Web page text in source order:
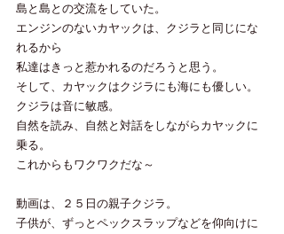
島と島との交流をしていた。
エンジンのないカヤックは、クジラと同じにな
れるから
私達はきっと惹かれるのだろうと思う。
そして、カヤックはクジラにも海にも優しい。
クジラは音に敏感。
自然を読み、自然と対話をしながらカヤックに
乗る。
これからもワクワクだな～
動画は、２５日の親子クジラ。
子供が、ずっとペックスラップなどを仰向けに